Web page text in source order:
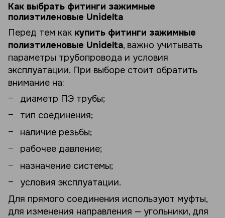
Как выбрать фитинги зажимные
полиэтиленовые Unidelta
Перед тем как купить фитинги зажимные
полиэтиленовые Unidelta, важно учитывать
параметры трубопровода и условия
эксплуатации. При выборе стоит обратить
внимание на:
диаметр ПЭ трубы;
тип соединения;
наличие резьбы;
рабочее давление;
назначение системы;
условия эксплуатации.
Для прямого соединения используют муфты,
для изменения направления — угольники, для